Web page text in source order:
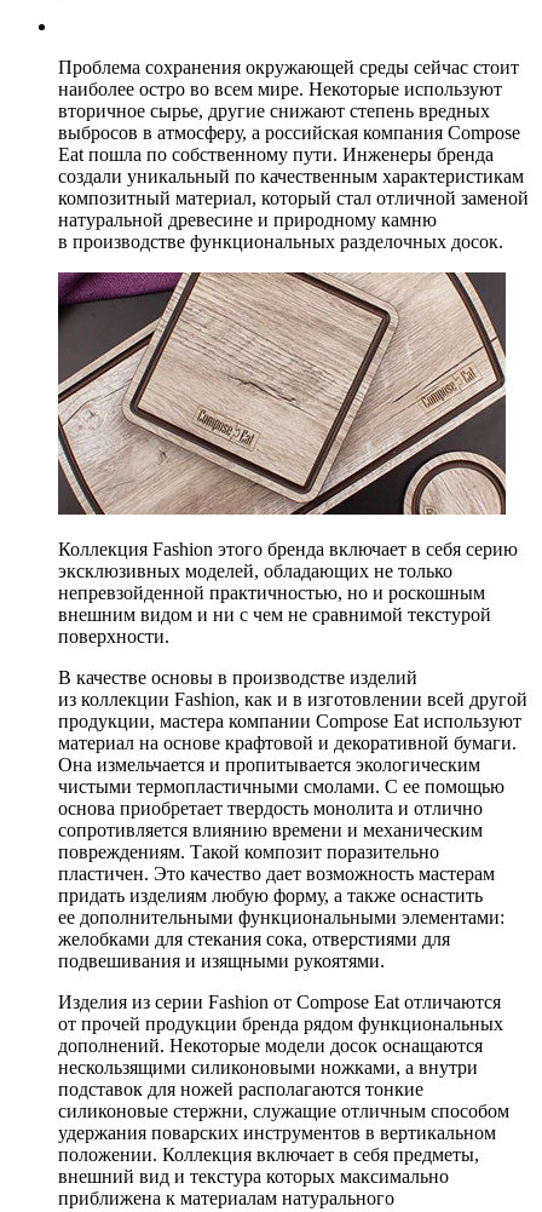
Проблема сохранения окружающей среды сейчас стоит
наиболее остро во всем мире. Некоторые используют
вторичное сырье, другие снижают степень вредных
выбросов в атмосферу, а российская компания Compose
Eat пошла по собственному пути. Инженеры бренда
создали уникальный по качественным характеристикам
композитный материал, который стал отличной заменой
натуральной древесине и природному камню
в производстве функциональных разделочных досок.
Коллекция Fashion этого бренда включает в себя серию
эксклюзивных моделей, обладающих не только
непревзойденной практичностью, но и роскошным
внешним видом и ни с чем не сравнимой текстурой
поверхности.
В качестве основы в производстве изделий
из коллекции Fashion, как и в изготовлении всей другой
продукции, мастера компании Compose Eat используют
материал на основе крафтовой и декоративной бумаги.
Она измельчается и пропитывается экологическим
чистыми термопластичными смолами. С ее помощью
основа приобретает твердость монолита и отлично
сопротивляется влиянию времени и механическим
повреждениям. Такой композит поразительно
пластичен. Это качество дает возможность мастерам
придать изделиям любую форму, а также оснастить
ее дополнительными функциональными элементами:
желобками для стекания сока, отверстиями для
подвешивания и изящными рукоятями.
Изделия из серии Fashion от Compose Eat отличаются
от прочей продукции бренда рядом функциональных
дополнений. Некоторые модели досок оснащаются
нескользящими силиконовыми ножками, а внутри
подставок для ножей располагаются тонкие
силиконовые стержни, служащие отличным способом
удержания поварских инструментов в вертикальном
положении. Коллекция включает в себя предметы,
внешний вид и текстура которых максимально
приближена к материалам натурального